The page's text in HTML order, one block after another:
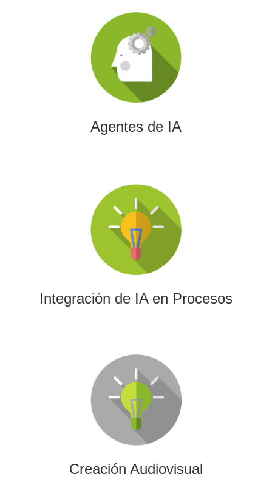
Agentes de IA
Agentes de IA
Diseñamos agentes de inteligencia artificial capaces de
automatizar procesos, optimizar decisiones y transformar
la eficiencia empresarial.
Integración de IA en Procesos
Integración de IA en Procesos
La IA permitirá a su empresa aprovechar el poder de los
algoritmos y las herramientas más avanzadas para el
análisis de datos y la creación de contenidos.
Creación Audiovisual
Creación Audiovisual
Ofrecemos soluciones creativas, de producción y edición
para cualquier tipo de contenido audiovisual: vídeos
promocionales, spots o cobertura audiovisual de eventos.